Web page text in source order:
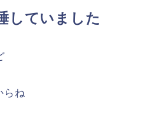
していました
らね